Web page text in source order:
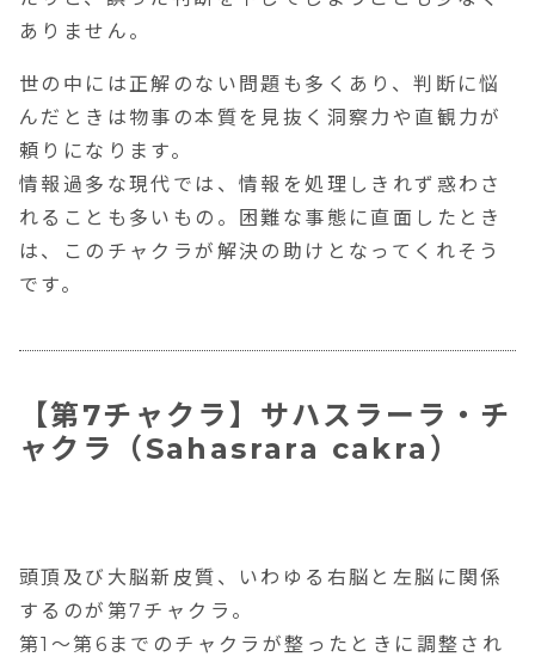
ありません。
世の中には正解のない問題も多くあり、判断に悩
んだときは 物事の本質を見抜く洞察力や直観力が
頼りになります。
情報過多な現代では、情報を処理しきれず惑わさ
れることも多いもの。困難な事態に直面したとき
は、このチャクラが解決の助けとなってくれそう
です。
【第7チャクラ】サハスラーラ・チ
ャクラ（Sahasrara cakra）
頭頂及び大脳新皮質、いわゆる右脳と左脳に関係
するのが第7チャクラ。
第1〜第6までのチャクラが整ったときに調整され